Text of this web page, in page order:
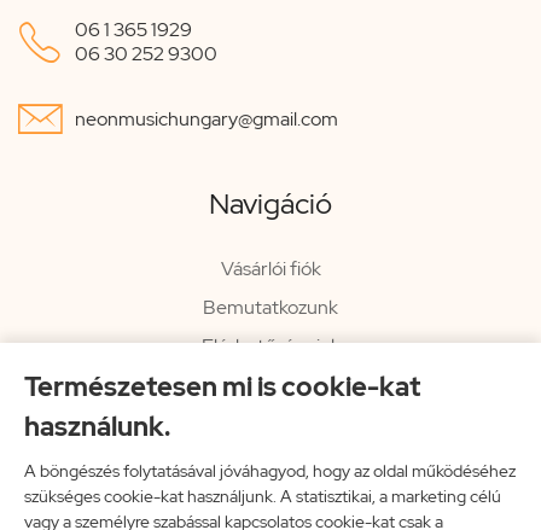
Természetesen mi is cookie-kat
használunk.
A böngészés folytatásával jóváhagyod, hogy az oldal működéséhez
szükséges cookie-kat használjunk. A statisztikai, a marketing célú
vagy a személyre szabással kapcsolatos cookie-kat csak a
 06 1 365 1929
06 30 252 9300
 neonmusichungary@gmail.com
Navigáció
Vásárlói fiók
Bemutatkozunk
Elérhetőségeink
Hírlevél
Impresszum
Vissza a főoldalra